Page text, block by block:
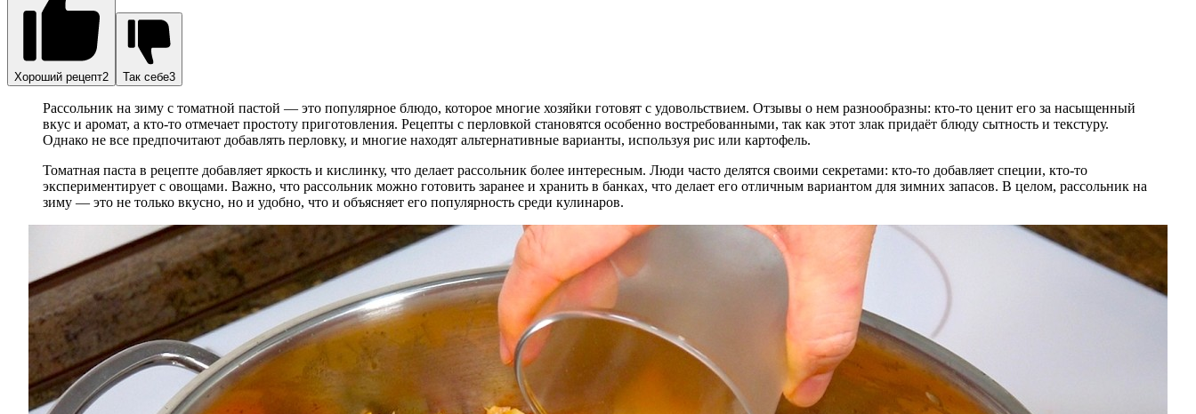
Хороший рецепт2 Так себе3
Рассольник на зиму с томатной пастой — это популярное блюдо, которое многие хозяйки готовят с удовольствием. Отзывы о нем разнообразны: кто-то ценит его за насыщенный
вкус и аромат, а кто-то отмечает простоту приготовления. Рецепты с перловкой становятся особенно востребованными, так как этот злак придаёт блюду сытность и текстуру.
Однако не все предпочитают добавлять перловку, и многие находят альтернативные варианты, используя рис или картофель.
Томатная паста в рецепте добавляет яркость и кислинку, что делает рассольник более интересным. Люди часто делятся своими секретами: кто-то добавляет специи, кто-то
экспериментирует с овощами. Важно, что рассольник можно готовить заранее и хранить в банках, что делает его отличным вариантом для зимних запасов. В целом, рассольник на
зиму — это не только вкусно, но и удобно, что и объясняет его популярность среди кулинаров.